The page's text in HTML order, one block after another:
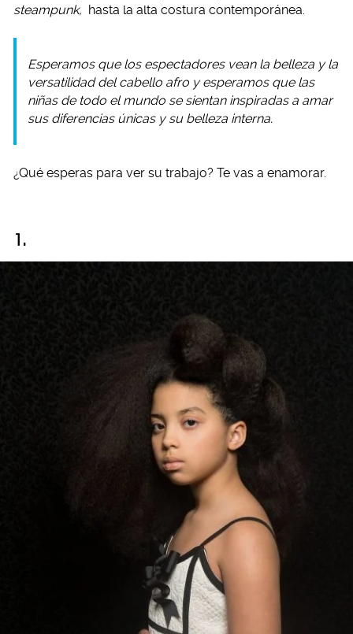
steampunk, hasta la alta costura contemporánea.
Esperamos que los espectadores vean la belleza y la
versatilidad del cabello afro y esperamos que las
niñas de todo el mundo se sientan inspiradas a amar
sus diferencias únicas y su belleza interna.
¿Qué esperas para ver su trabajo? Te vas a enamorar.
1.